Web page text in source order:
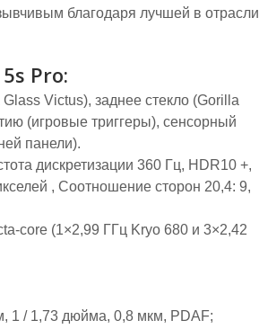
благодаря лучшей в отрасли
Pro:
Victus), заднее стекло (Gorilla
(игровые триггеры), сенсорный
панели).
дискретизации 360 Гц, HDR10 +,
, Соотношение сторон 20,4: 9,
core (1×2,99 ГГц Kryo 680 и 3×2,42
1 / 1,73 дюйма, 0,8 мкм, PDAF;